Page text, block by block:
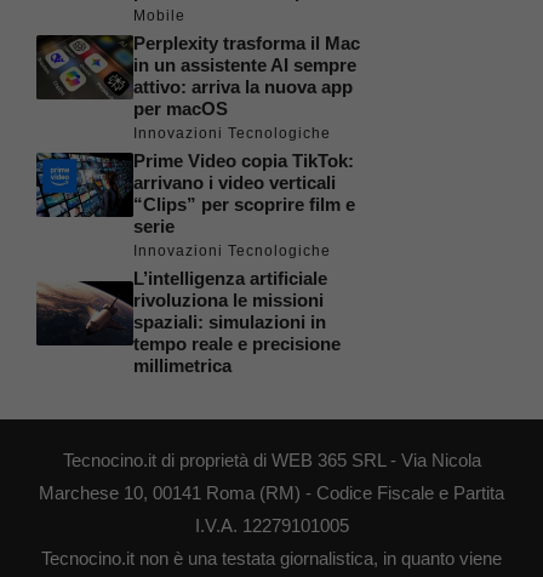
Mobile
Perplexity trasforma il Mac
in un assistente AI sempre
attivo: arriva la nuova app
per macOS
Innovazioni Tecnologiche
Prime Video copia TikTok:
arrivano i video verticali
“Clips” per scoprire film e
serie
Innovazioni Tecnologiche
L’intelligenza artificiale
rivoluziona le missioni
spaziali: simulazioni in
tempo reale e precisione
millimetrica
Tecnocino.it di proprietà di WEB 365 SRL - Via Nicola
Marchese 10, 00141 Roma (RM) - Codice Fiscale e Partita
I.V.A. 12279101005
Tecnocino.it non è una testata giornalistica, in quanto viene